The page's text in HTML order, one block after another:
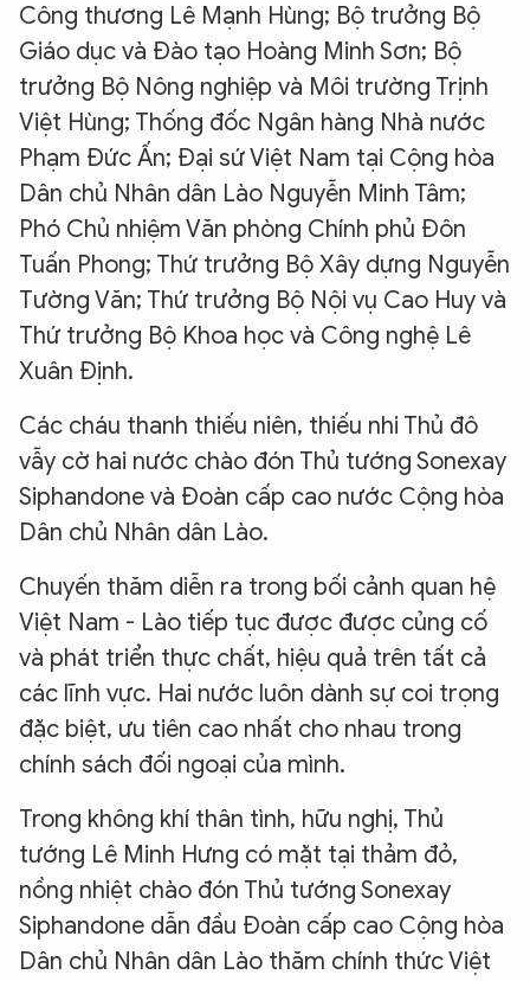
Công thương Lê Mạnh Hùng; Bộ trưởng Bộ
Giáo dục và Đào tạo Hoàng Minh Sơn; Bộ
trưởng Bộ Nông nghiệp và Môi trường Trịnh
Việt Hùng; Thống đốc Ngân hàng Nhà nước
Phạm Đức Ấn; Đại sứ Việt Nam tại Cộng hòa
Dân chủ Nhân dân Lào Nguyễn Minh Tâm;
Phó Chủ nhiệm Văn phòng Chính phủ Đôn
Tuấn Phong; Thứ trưởng Bộ Xây dựng Nguyễn
Tường Văn; Thứ trưởng Bộ Nội vụ Cao Huy và
Thứ trưởng Bộ Khoa học và Công nghệ Lê
Xuân Định.
Các cháu thanh thiếu niên, thiếu nhi Thủ đô
vẫy cờ hai nước chào đón Thủ tướng Sonexay
Siphandone và Đoàn cấp cao nước Cộng hòa
Dân chủ Nhân dân Lào.
Chuyến thăm diễn ra trong bối cảnh quan hệ
Việt Nam - Lào tiếp tục được được củng cố
và phát triển thực chất, hiệu quả trên tất cả
các lĩnh vực. Hai nước luôn dành sự coi trọng
đặc biệt, ưu tiên cao nhất cho nhau trong
chính sách đối ngoại của mình.
Trong không khí thân tình, hữu nghị, Thủ
tướng Lê Minh Hưng có mặt tại thảm đỏ,
nồng nhiệt chào đón Thủ tướng Sonexay
Siphandone dẫn đầu Đoàn cấp cao Cộng hòa
Dân chủ Nhân dân Lào thăm chính thức Việt